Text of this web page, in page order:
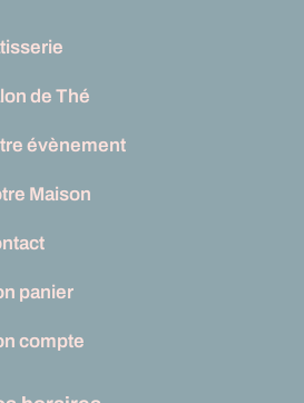
de Thé
évènement
Maison
panier
compte